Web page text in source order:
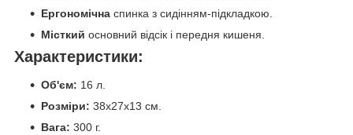
Ергономічна спинка з сидінням-підкладкою.
Місткий основний відсік і передня кишеня.
Характеристики:
Об'єм: 16 л.
Розміри: 38x27x13 см.
Вага: 300 г.